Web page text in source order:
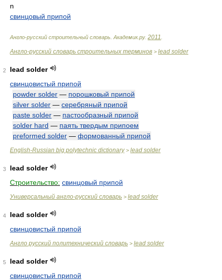
n
свинцовый припой
Англо-русский строительный словарь Академик.ру. 2011
Англо-русский словарь строительных терминов > lead solder
2
lead solder
свинцовистый припой
powder solder — порошковый припой
silver solder — серебряный припой
paste solder — пастообразный припой
solder hard — паять твердым припоем
preformed solder — формованный припой
English-Russian big polytechnic dictionary> lead solder
3
lead solder
Строительство: свинцовый припой
Универсальный англо-русский словарь > lead solder
4
lead solder
свинцовистый припой
Англо русский политехнический словарь > lead solder
5
lead solder
свинцовистый припой